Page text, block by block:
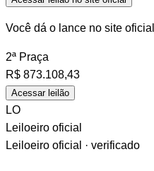
Você dá o lance no site
2ª Praça
R$ 873.108,43
Acessar leilão
LO
Leiloeiro oficial
Leiloeiro oficial · verificado